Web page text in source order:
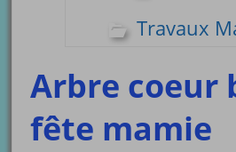
Travaux
Arbre coeur
fête mamie